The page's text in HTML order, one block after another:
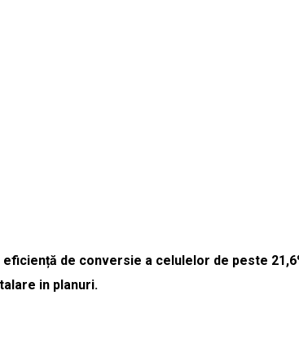
eficiență de conversie a celulelor de peste
in planuri.